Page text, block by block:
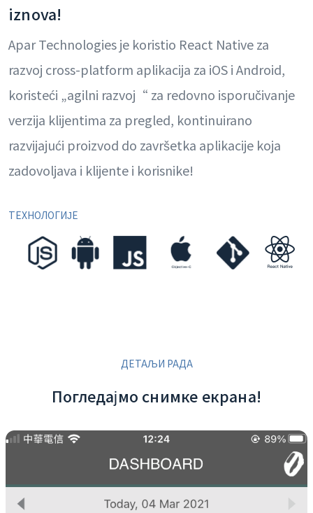
iznova!
Apar Technologies je koristio React Native za
razvoj cross-platform aplikacija za iOS i Android,
koristeći „agilni razvoj“ za redovno isporučivanje
verzija klijentima za pregled, kontinuirano
razvijajući proizvod do završetka aplikacije koja
zadovoljava i klijente i korisnike!
ТЕХНОЛОГИЈЕ
ДЕТАЉИ РАДА
Погледајмо снимке екрана!